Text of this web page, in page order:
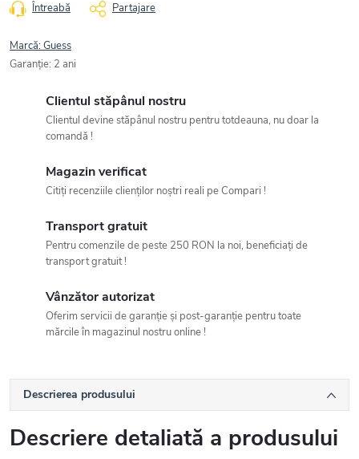
Întreabă Partajare
Marcă:Guess
Garanţie: 2 ani
Clientul stăpânul nostru
Clientul devine stăpânul nostru pentru totdeauna, nu doar la
comandă !
Magazin verificat
Citiți recenziile clienților noștri reali pe Compari !
Transport gratuit
Pentru comenzile de peste 250 RON la noi, beneficiați de
transport gratuit !
Vânzător autorizat
Oferim servicii de garanție și post-garanție pentru toate
mărcile în magazinul nostru online !
Descrierea produsului
Descriere detaliată a produsului